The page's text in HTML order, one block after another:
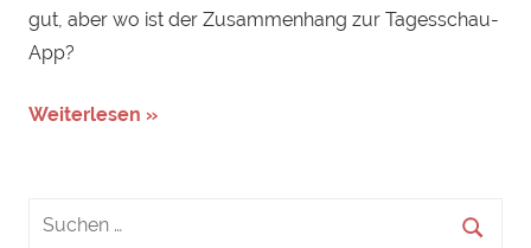
gut, aber wo ist der Zusammenhang zur Tagesschau-
App?
Weiterlesen »